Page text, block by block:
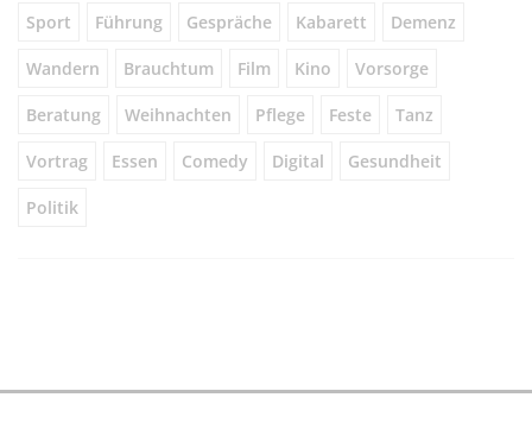
Sport Führung Gespräche Kabarett Demenz
Wandern Brauchtum Film Kino Vorsorge
Beratung Weihnachten Pflege Feste Tanz
Vortrag Essen Comedy Digital Gesundheit
Politik